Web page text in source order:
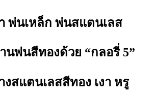
พ่นเหล็ก พ่นสแตนเลส
นพ่นสีทองด้วย “กลอรี่ 5”
งสแตนเลสสีทอง เงา หรู